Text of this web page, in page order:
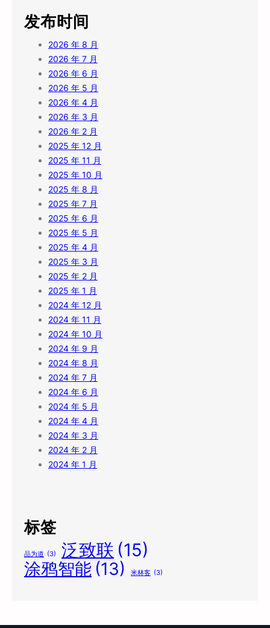
发布时间
2026 年 8 月
2026 年 7 月
2026 年 6 月
2026 年 5 月
2026 年 4 月
2026 年 3 月
2026 年 2 月
2025 年 12 月
2025 年 11 月
2025 年 10 月
2025 年 8 月
2025 年 7 月
2025 年 6 月
2025 年 5 月
2025 年 4 月
2025 年 3 月
2025 年 2 月
2025 年 1 月
2024 年 12 月
2024 年 11 月
2024 年 10 月
2024 年 9 月
2024 年 8 月
2024 年 7 月
2024 年 6 月
2024 年 5 月
2024 年 4 月
2024 年 3 月
2024 年 2 月
2024 年 1 月
标签
品为道 (3) 泛致联 (15)
涂鸦智能 (13) 米林客 (3)